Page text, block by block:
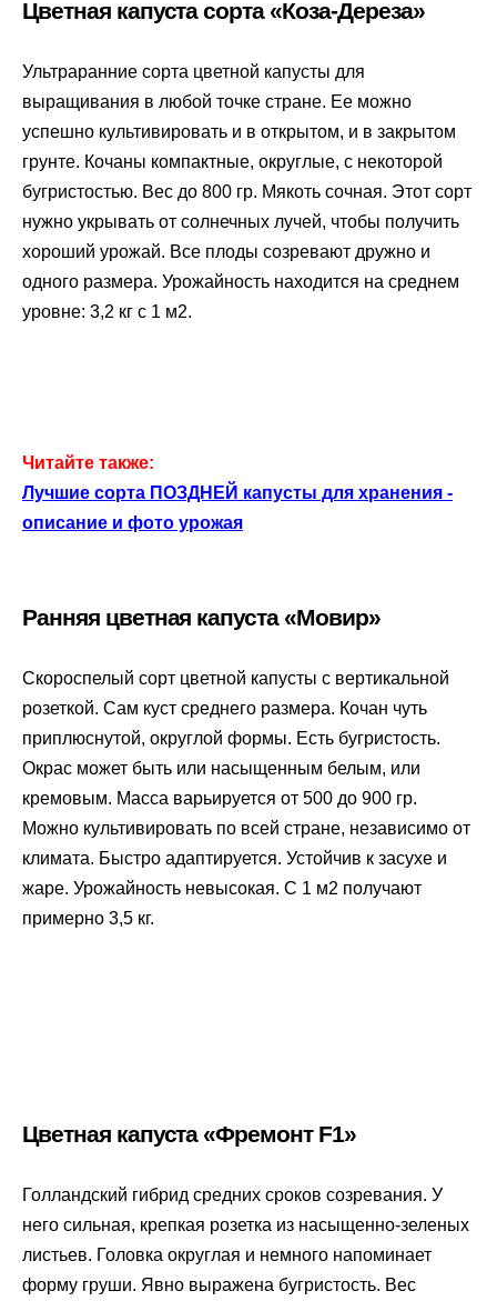
Цветная капуста сорта «Коза-Дереза»
Ультраранние сорта цветной капусты для
выращивания в любой точке стране. Ее можно
успешно культивировать и в открытом, и в закрытом
грунте. Кочаны компактные, округлые, с некоторой
бугристостью. Вес до 800 гр. Мякоть сочная. Этот сорт
нужно укрывать от солнечных лучей, чтобы получить
хороший урожай. Все плоды созревают дружно и
одного размера. Урожайность находится на среднем
уровне: 3,2 кг с 1 м2.
Читайте также:
Лучшие сорта ПОЗДНЕЙ капусты для хранения -
описание и фото урожая
Ранняя цветная капуста «Мовир»
Скороспелый сорт цветной капусты с вертикальной
розеткой. Сам куст среднего размера. Кочан чуть
приплюснутой, округлой формы. Есть бугристость.
Окрас может быть или насыщенным белым, или
кремовым. Масса варьируется от 500 до 900 гр.
Можно культивировать по всей стране, независимо от
климата. Быстро адаптируется. Устойчив к засухе и
жаре. Урожайность невысокая. С 1 м2 получают
примерно 3,5 кг.
Цветная капуста «Фремонт F1»
Голландский гибрид средних сроков созревания. У
него сильная, крепкая розетка из насыщенно-зеленых
листьев. Головка округлая и немного напоминает
форму груши. Явно выражена бугристость. Вес